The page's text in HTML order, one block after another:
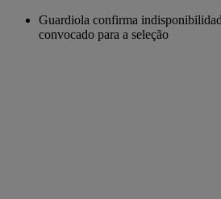
Guardiola confirma
convocado para a seleção